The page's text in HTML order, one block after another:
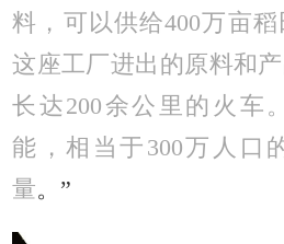
料，可以供给400万亩
这座工厂进出的原料和
长达200余公里的火车
能，相当于300万人口
量。”